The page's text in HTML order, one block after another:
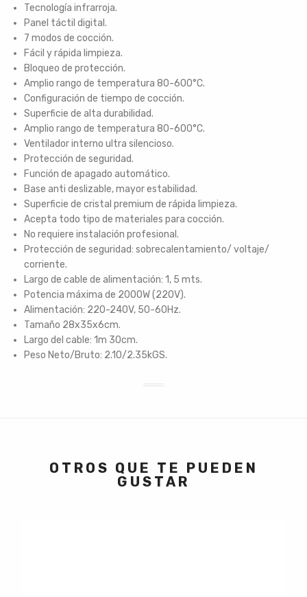
Tecnología infrarroja.
Panel táctil digital.
7 modos de cocción.
Fácil y rápida limpieza.
Bloqueo de protección.
Amplio rango de temperatura 80-600°C.
Configuración de tiempo de cocción.
Superficie de alta durabilidad.
Amplio rango de temperatura 80-600°C.
Ventilador interno ultra silencioso.
Protección de seguridad.
Función de apagado automático.
Base anti deslizable, mayor estabilidad.
Superficie de cristal premium de rápida limpieza.
Acepta todo tipo de materiales para cocción.
No requiere instalación profesional.
Protección de seguridad: sobrecalentamiento/ voltaje/
corriente.
Largo de cable de alimentación: 1, 5 mts.
Potencia máxima de 2000W (220V).
Alimentación: 220-240V, 50-60Hz.
Tamaño 28x35x6cm.
Largo del cable: 1m 30cm.
Peso Neto/Bruto: 2.10/2.35kGS.
OTROS QUE TE PUEDEN
GUSTAR